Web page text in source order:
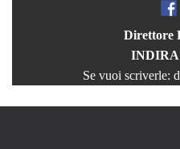
Direttore
INDIRA
Se vuoi scriverle: